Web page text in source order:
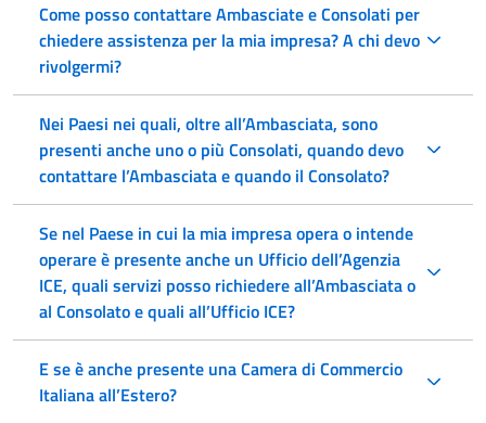
Come posso contattare Ambasciate e Consolati per
chiedere assistenza per la mia impresa? A chi devo
rivolgermi?
Nei Paesi nei quali, oltre all’Ambasciata, sono
presenti anche uno o più Consolati, quando devo
contattare l’Ambasciata e quando il Consolato?
Se nel Paese in cui la mia impresa opera o intende
operare è presente anche un Ufficio dell’Agenzia
ICE, quali servizi posso richiedere all’Ambasciata o
al Consolato e quali all’Ufficio ICE?
E se è anche presente una Camera di Commercio
Italiana all’Estero?